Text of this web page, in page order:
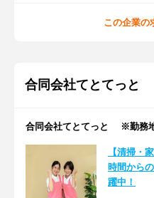
この企業の
合同会社てとてっと
合同会社てとてっと ※勤務
【清掃・
時間から
躍中！